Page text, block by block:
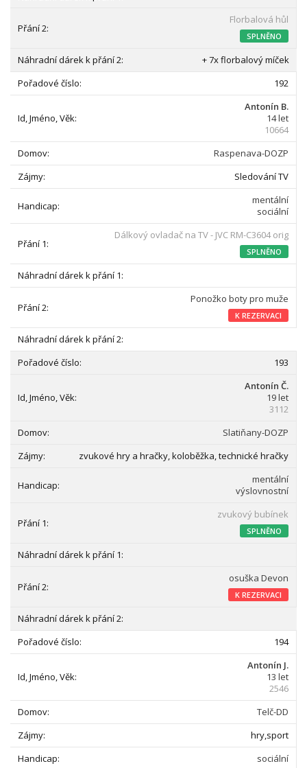
Florbalová hůl
SPLNĚNO
+ 7x florbalový míček
192
Antonín B.
14 let
10664
Raspenava-DOZP
Sledování TV
mentální
sociální
Dálkový ovladač na TV - JVC RM-C3604 orig
SPLNĚNO
Ponožko boty pro muže
K REZERVACI
193
Antonín Č.
19 let
3112
Slatiňany-DOZP
zvukové hry a hračky, koloběžka, technické hračky
mentální
výslovnostní
zvukový bubínek
SPLNĚNO
osuška Devon
K REZERVACI
194
Antonín J.
13 let
2546
Telč-DD
hry,sport
sociální